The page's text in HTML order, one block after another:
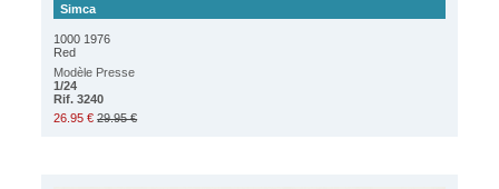
Simca
1000 1976
Red
Modèle Presse
1/24
Rif. 3240
26.95 € 29.95 €